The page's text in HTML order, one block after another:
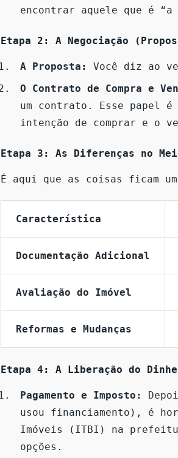
encontrar aquele que é “a
Etapa 2: A Negociação
A Proposta:
Você diz ao
O Contrato de Compra e
um contrato. Esse papel
intenção de comprar e o
Etapa 3: As Diferenças no
É aqui que as coisas ficam
Característica
Documentação Adicional
Avaliação do Imóvel
Reformas e Mudanças
Etapa 4: A Liberação do
Pagamento e Imposto:
usou financiamento), é
Imóveis (ITBI) na
opções.